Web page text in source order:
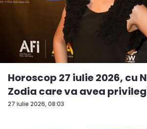
27 iulie 2026, 08:03
Horoscop 27 iulie 2026, cu
Zodia care va avea